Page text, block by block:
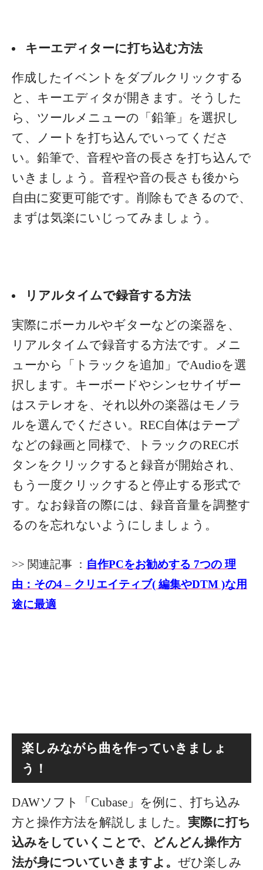
キーエディターに打ち込む方法
作成したイベントをダブルクリックする
と、キーエディタが開きます。そうした
ら、ツールメニューの「鉛筆」を選択し
て、ノートを打ち込んでいってくださ
い。 鉛筆で、音程や音の長さを打ち込んで
いきましょう。音程や音の長さも後から
自由に変更可能です。削除もできるので、
まずは気楽にいじってみましょう。
リアルタイムで録音する方法
実際にボーカルやギターなどの楽器を、
リアルタイムで録音する方法です。メニ
ューから「トラックを追加」でAudioを選
択します。キーボードやシンセサイザー
はステレオを、それ以外の楽器はモノラ
ルを選んでください。 REC自体はテープ
などの録画と同様で、トラックのRECボ
タンをクリックすると録音が開始され、
もう一度クリックすると停止する形式で
す。なお録音の際には、録音音量を調整す
るのを忘れないようにしましょう。
>> 関連記事 ： 自作PCをお勧めする 7つの 理
由：その4 – クリエイティブ( 編集やDTM )な用
途に最適
楽しみながら曲を作っていきましょ
う！
DAWソフト「Cubase」を例に、打ち込み
方と操作方法を解説しました。 実際に打ち
込みをしていくことで、どんどん操作方
法が身についていきますよ。 ぜひ楽しみ